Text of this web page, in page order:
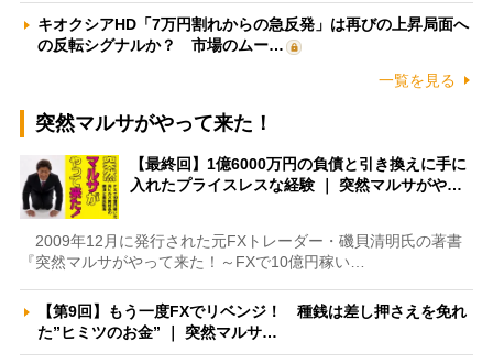
キオクシアHD「7万円割れからの急反発」は再びの上昇局面へ
の反転シグナルか？ 市場のムー…
一覧を見る
突然マルサがやって来た！
【最終回】1億6000万円の負債と引き換えに手に
入れたプライスレスな経験 ｜ 突然マルサがや…
2009年12月に発行された元FXトレーダー・磯貝清明氏の著書
『突然マルサがやって来た！～FXで10億円稼い…
【第9回】もう一度FXでリベンジ！ 種銭は差し押さえを免れ
た”ヒミツのお金” ｜ 突然マルサ…